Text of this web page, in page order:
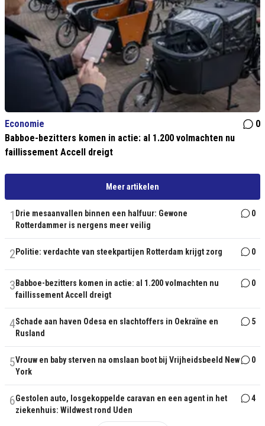
Economie
0
Babboe-bezitters komen in actie: al 1.200 volmachten nu
faillissement Accell dreigt
Meer artikelen
1 Drie mesaanvallen binnen een halfuur: Gewone
Rotterdammer is nergens meer veilig
0
2 Politie: verdachte van steekpartijen Rotterdam krijgt zorg 0
3 Babboe-bezitters komen in actie: al 1.200 volmachten nu
faillissement Accell dreigt
0
4Schade aan haven Odesa en slachtoffers in Oekraïne en
Rusland
5
5Vrouw en baby sterven na omslaan boot bij Vrijheidsbeeld New
York
0
6Gestolen auto, losgekoppelde caravan en een agent in het
ziekenhuis: Wildwest rond Uden
4